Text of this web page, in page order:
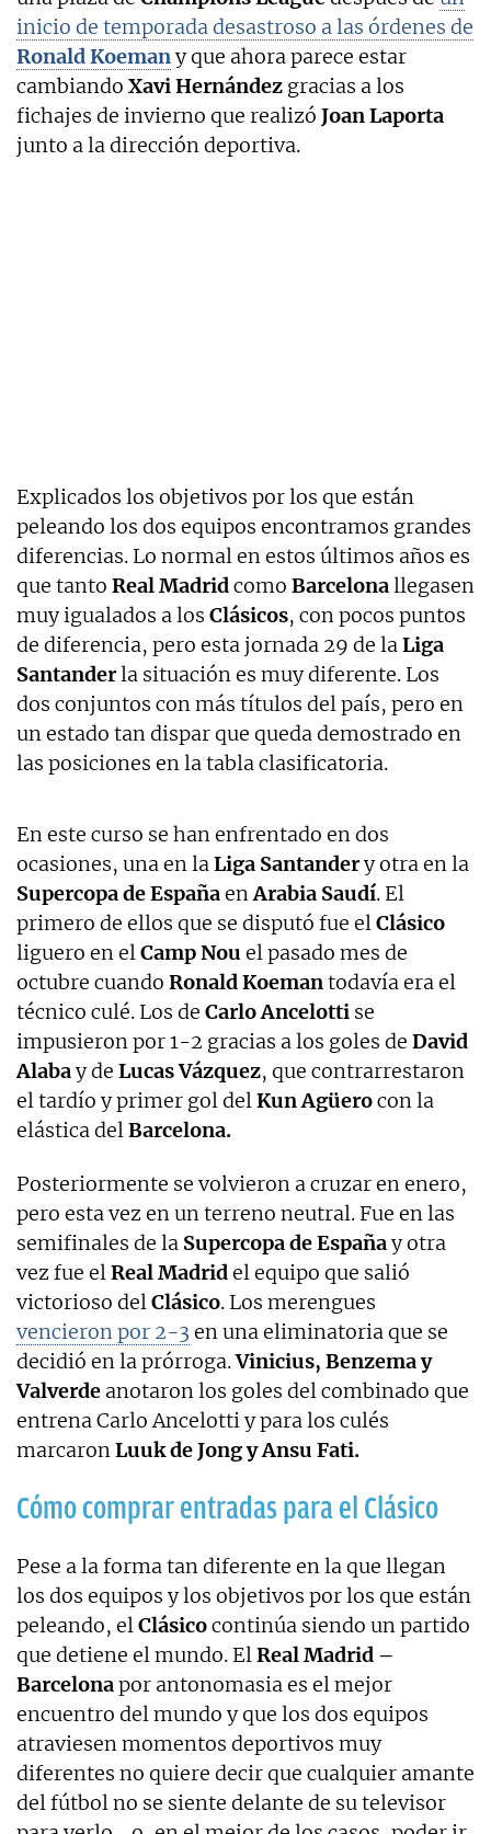
inicio de temporada desastroso a las órdenes de
Ronald Koemany que ahora parece estar
cambiando Xavi Hernández gracias a los
fichajes de invierno que realizó Joan Laporta
junto a la dirección deportiva.
Explicados los objetivos por los que están
peleando los dos equipos encontramos grandes
diferencias. Lo normal en estos últimos años es
que tanto Real Madridcomo Barcelonallegasen
muy igualados a los Clásicos, con pocos puntos
de diferencia, pero esta jornada 29 de laLiga
Santanderla situación es muy diferente. Los
dos conjuntos con más títulos del país, pero en
un estado tan dispar que queda demostrado en
las posiciones en la tabla clasificatoria.
En este curso se han enfrentado en dos
ocasiones, una en laLiga Santandery otra en la
Supercopa de EspañaenArabia Saudí. El
primero de ellos que se disputó fue elClásico
liguero en elCamp Nou el pasado mes de
octubre cuando Ronald Koemantodavía era el
técnico culé. Los de Carlo Ancelotti se
impusieron por 1-2 gracias a los goles de David
Alabay de Lucas Vázquez, que contrarrestaron
el tardío y primer gol delKun Agüerocon la
elástica delBarcelona.
Posteriormente se volvieron a cruzar en enero,
pero esta vez en un terreno neutral. Fue en las
semifinales de la Supercopa de Españay otra
vez fue elReal Madridel equipo que salió
victorioso delClásico. Los merengues
vencieron por 2-3 en una eliminatoria que se
decidió en la prórroga.Vinicius, Benzema y
Valverde anotaron los goles del combinado que
entrena Carlo Ancelotti y para los culés
marcaronLuuk de Jong y Ansu Fati.
Cómo comprar entradas para el Clásico
Pese a la forma tan diferente en la que llegan
los dos equipos y los objetivos por los que están
peleando, elClásicocontinúa siendo un partido
que detiene el mundo. ElReal Madrid –
Barcelonapor antonomasia es el mejor
encuentro del mundo y que los dos equipos
atraviesen momentos deportivos muy
diferentes no quiere decir que cualquier amante
del fútbol no se siente delante de su televisor